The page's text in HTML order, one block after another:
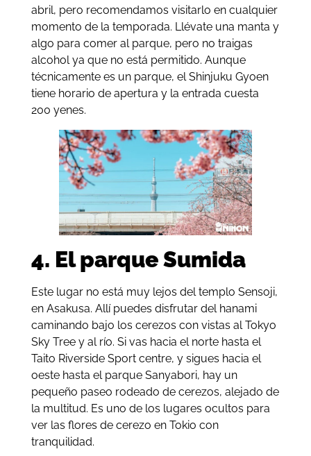
abril, pero recomendamos visitarlo en cualquier
momento de la temporada. Llévate una manta y
algo para comer al parque, pero no traigas
alcohol ya que no está permitido. Aunque
técnicamente es un parque, el Shinjuku Gyoen
tiene horario de apertura y la entrada cuesta
200 yenes.
4. El parque Sumida
Este lugar no está muy lejos del templo Sensoji,
en Asakusa. Allí puedes disfrutar del hanami
caminando bajo los cerezos con vistas al Tokyo
Sky Tree y al río. Si vas hacia el norte hasta el
Taito Riverside Sport centre, y sigues hacia el
oeste hasta el parque Sanyabori, hay un
pequeño paseo rodeado de cerezos, alejado de
la multitud. Es uno de los lugares ocultos para
ver las flores de cerezo en Tokio con
tranquilidad.